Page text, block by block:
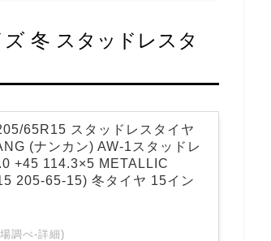
冬 スタッドレスタ
65R15 スタッドレスタイヤ
(ナンカン) AW-1スタッドレ
+45 114.3×5 METALLIC
205-65-15) 冬タイヤ 15イン
調べ-詳細)